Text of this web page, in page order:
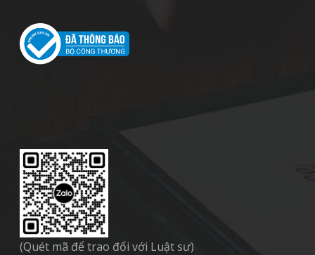
(Quét mã để trao đổi với Luật sư)